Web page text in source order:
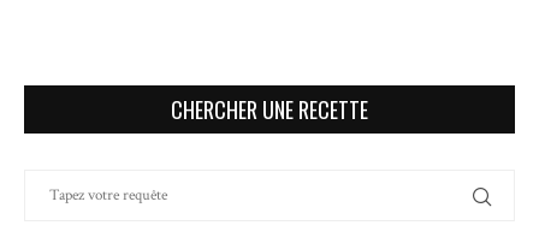
CHERCHER UNE RECETTE